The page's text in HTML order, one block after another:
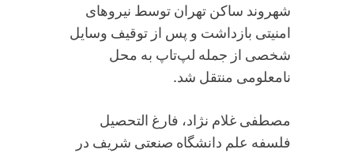
شهروند ساکن تهران توسط نیروهای
امنیتی بازداشت و پس از توقیف وسایل
شخصی از جمله لپ‌تاپ به محل
نامعلومی منتقل شد.
مصطفی غلام نژاد، فارغ التحصیل
فلسفه علم دانشگاه صنعتی شریف در